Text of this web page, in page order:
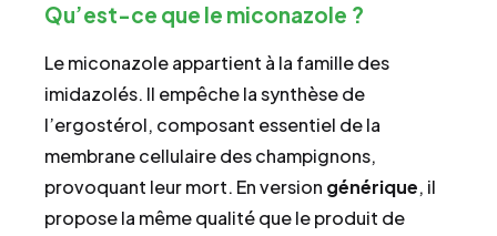
Qu’est-ce que le miconazole ?
Le miconazole appartient à la famille des
imidazolés. Il empêche la synthèse de
l’ergostérol, composant essentiel de la
membrane cellulaire des champignons,
provoquant leur mort. En version générique, il
propose la même qualité que le produit de